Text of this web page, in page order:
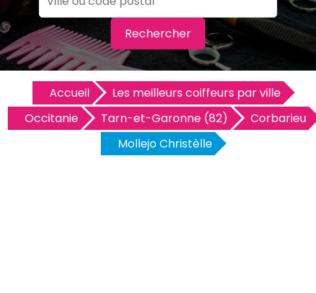
Rechercher
Accueil
Les meilleurs coiffeurs par ville
Occitanie
Tarn-et-Garonne (82)
Corbarieu
Mollejo Christèlle